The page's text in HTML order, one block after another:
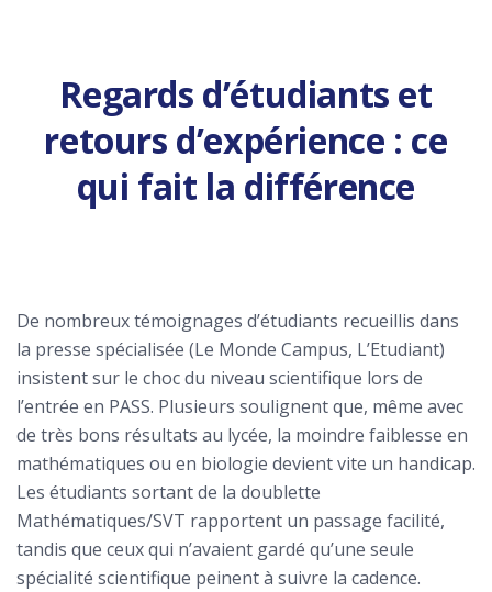
Regards d’étudiants et
retours d’expérience : ce
qui fait la différence
De nombreux témoignages d’étudiants recueillis dans
la presse spécialisée (Le Monde Campus, L’Etudiant)
insistent sur le choc du niveau scientifique lors de
l’entrée en PASS. Plusieurs soulignent que, même avec
de très bons résultats au lycée, la moindre faiblesse en
mathématiques ou en biologie devient vite un handicap.
Les étudiants sortant de la doublette
Mathématiques/SVT rapportent un passage facilité,
tandis que ceux qui n’avaient gardé qu’une seule
spécialité scientifique peinent à suivre la cadence.